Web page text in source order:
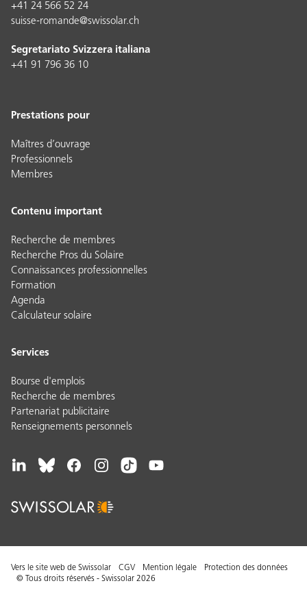
+41 24 566 52 24
suisse-romande@swissolar.ch
Segretariato Svizzera italiana
+41 91 796 36 10
Prestations pour
Maîtres d’ouvrage
Professionnels
Membres
Contenu important
Recherche de membres
Recherche Pros du Solaire
Connaissances professionnelles
Formation
Agenda
Calculateur solaire
Services
Bourse d'emplois
Recherche de membres
Partenariat publicitaire
Renseignements personnels
Vers le site web de Swissolar CGV Mention légale
Protection des données
© Tous droits réservés - Swissolar 2026